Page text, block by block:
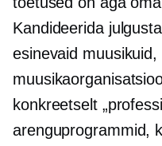
Kandideerida
esinevaid
konkreetselt
arenguprogrammid,